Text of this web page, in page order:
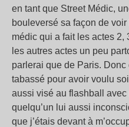
en tant que Street Médic,
bouleversé sa façon de
médic qui a fait les actes 2,
les autres actes un peu
parlerai que de Paris. Donc
tabassé pour avoir voulu
aussi visé au flashball
quelqu’un lui aussi
que j’étais devant à